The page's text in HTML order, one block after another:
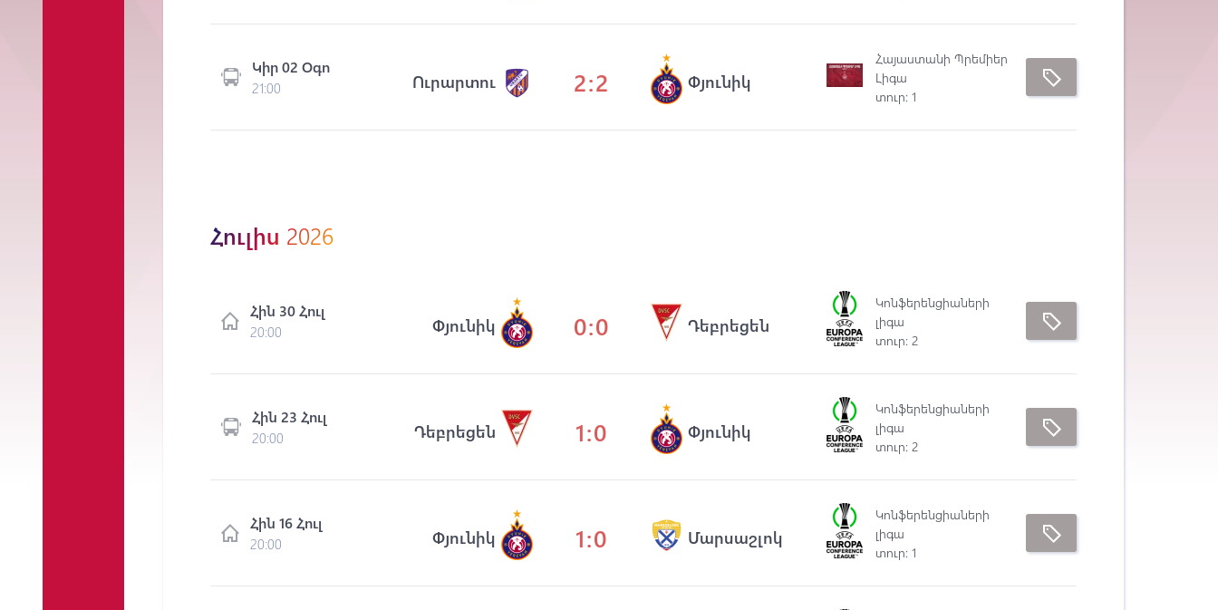
Կիր 02 Օգո
21:00 Ուրարտու 2:2 Փյունիկ
Հայաստանի Պրեմիեր
Լիգա
տուր: 1
Հուլիս 2026
Հին 30 Հուլ
20:00 Փյունիկ 0:0 Դեբրեցեն
Կոնֆերենցիաների
լիգա
տուր: 2
Հին 23 Հուլ
20:00 Դեբրեցեն 1:0 Փյունիկ
Կոնֆերենցիաների
լիգա
տուր: 2
Հին 16 Հուլ
20:00 Փյունիկ 1:0 Մարսաշլոկ
Կոնֆերենցիաների
լիգա
տուր: 1